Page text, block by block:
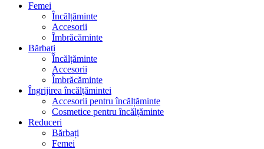
Femei
Încălțăminte
Accesorii
Îmbrăcăminte
Bărbați
Încălțăminte
Accesorii
Îmbrăcăminte
Îngrijirea încălţămintei
Accesorii pentru încălțăminte
Cosmetice pentru încălțăminte
Reduceri
Bărbați
Femei